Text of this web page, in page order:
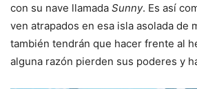
con su nave llamada Sunny. Es así
ven atrapados en esa isla asolada de
también tendrán que hacer frente al
alguna razón pierden sus poderes y